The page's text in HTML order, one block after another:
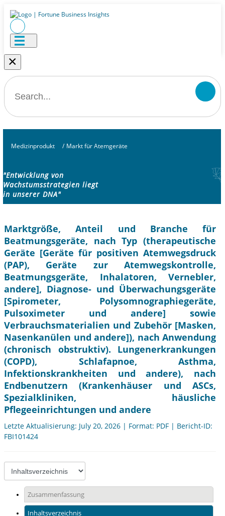
×
Medizinprodukt / Markt für Atemgeräte
"Entwicklung von
Wachstumsstrategien liegt
in unserer DNA"
Marktgröße, Anteil und Branche für
Beatmungsgeräte, nach Typ (therapeutische
Geräte [Geräte für positiven Atemwegsdruck
(PAP), Geräte zur Atemwegskontrolle,
Beatmungsgeräte, Inhalatoren, Vernebler,
andere], Diagnose- und Überwachungsgeräte
[Spirometer, Polysomnographiegeräte,
Pulsoximeter und andere] sowie
Verbrauchsmaterialien und Zubehör [Masken,
Nasenkanülen und andere]), nach Anwendung
(chronisch obstruktiv). Lungenerkrankungen
(COPD), Schlafapnoe, Asthma,
Infektionskrankheiten und andere), nach
Endbenutzern (Krankenhäuser und ASCs,
Spezialkliniken, häusliche
Pflegeeinrichtungen und andere
Letzte Aktualisierung: July 20, 2026 | Format: PDF | Bericht-ID:
FBI101424
Zusammenfassung
Inhaltsverzeichnis